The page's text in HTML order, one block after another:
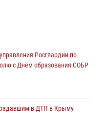
День Крещения Руси
Росгвардии по
с Днём образования СОБР
в ДТП в Крыму